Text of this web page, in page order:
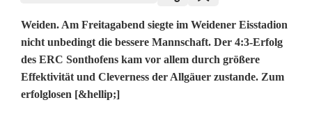
Weiden. Am Freitagabend siegte im Weidener Eisstadion
nicht unbedingt die bessere Mannschaft. Der 4:3-Erfolg
des ERC Sonthofens kam vor allem durch größere
Effektivität und Cleverness der Allgäuer zustande. Zum
erfolglosen [&hellip;]